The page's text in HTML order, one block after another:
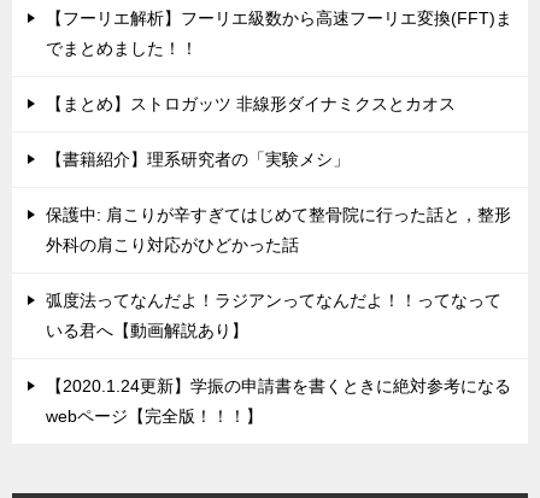
【フーリエ解析】フーリエ級数から高速フーリエ変換(FFT)ま
でまとめました！！
【まとめ】ストロガッツ 非線形ダイナミクスとカオス
【書籍紹介】理系研究者の「実験メシ」
保護中: 肩こりが辛すぎてはじめて整骨院に行った話と，整形
外科の肩こり対応がひどかった話
弧度法ってなんだよ！ラジアンってなんだよ！！ってなって
いる君へ【動画解説あり】
【2020.1.24更新】学振の申請書を書くときに絶対参考になる
webページ【完全版！！！】